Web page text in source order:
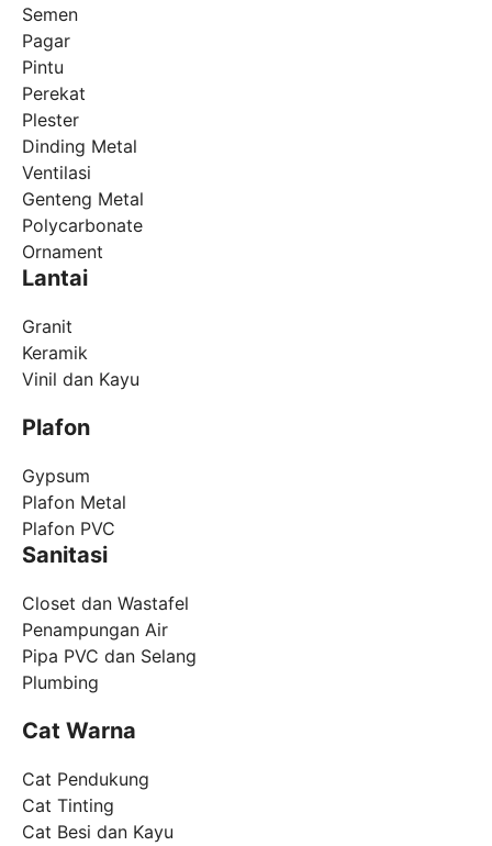
Semen
Pagar
Pintu
Perekat
Plester
Dinding Metal
Ventilasi
Genteng Metal
Polycarbonate
Ornament
Lantai
Granit
Keramik
Vinil dan Kayu
Plafon
Gypsum
Plafon Metal
Plafon PVC
Sanitasi
Closet dan Wastafel
Penampungan Air
Pipa PVC dan Selang
Plumbing
Cat Warna
Cat Pendukung
Cat Tinting
Cat Besi dan Kayu